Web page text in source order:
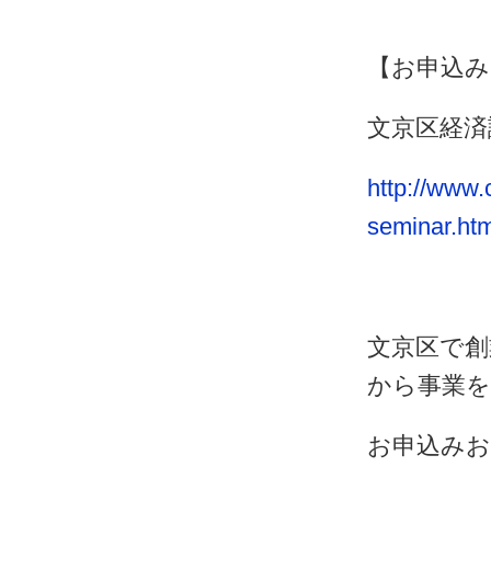
【お申込
文京区経
http://
文京区で
から事業
お申込み